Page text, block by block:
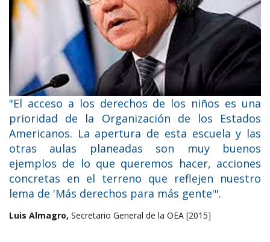
"El acceso a los derechos de los niños es una
prioridad de la Organización de los Estados
Americanos. La apertura de esta escuela y las
otras aulas planeadas son muy buenos
ejemplos de lo que queremos hacer, acciones
concretas en el terreno que reflejen nuestro
lema de 'Más derechos para más gente'".
Luis Almagro, Secretario General de la OEA [2015]